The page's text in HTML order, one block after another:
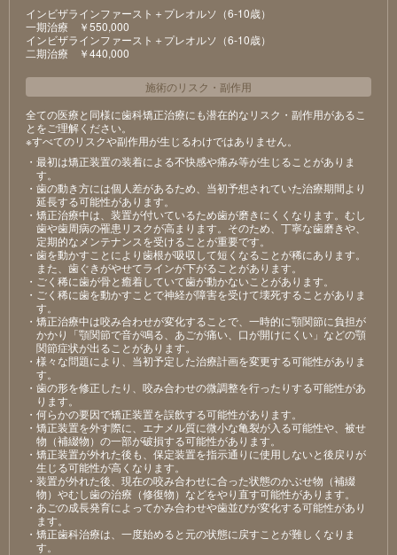
インビザラインファースト＋プレオルソ（6-10歳）
⼀期治療 ￥550,000
インビザラインファースト＋プレオルソ（6-10歳）
⼆期治療 ￥440,000
施術のリスク ・ 副作用
全ての医療と同様に歯科矯正治療にも潜在的なリスク・副作用があるこ
とをご理解ください。
※すべてのリスクや副作用が生じるわけではありません。
・最初は矯正装置の装着による不快感や痛み等が⽣じることがありま
す。
・⻭の動き⽅には個⼈差があるため、当初予想されていた治療期間より
延⻑する可能性があります。
・矯正治療中は、装置が付いているため⻭が磨きにくくなります。むし
⻭や⻭周病の罹患リスクが⾼まります。そのため、丁寧な⻭磨きや、
定期的なメンテナンスを受けることが重要です。
・⻭を動かすことにより⻭根が吸収して短くなることが稀にあります。
また、⻭ぐきがやせてラインが下がることがあります。
・ごく稀に⻭が⾻と癒着していて⻭が動かないことがあります。
・ごく稀に⻭を動かすことで神経が障害を受けて壊死することがありま
す。
・矯正治療中は咬み合わせが変化することで、⼀時的に顎関節に負担が
かかり「顎関節で⾳が鳴る、あごが痛い、⼝が開けにくい」などの顎
関節症状が出ることがあります。
・様々な問題により、当初予定した治療計画を変更する可能性がありま
す。
・⻭の形を修正したり、咬み合わせの微調整を⾏ったりする可能性があ
ります。
・何らかの要因で矯正装置を誤飲する可能性があります。
・矯正装置を外す際に、エナメル質に微⼩な⻲裂が⼊る可能性や、被せ
物（補綴物）の⼀部が破損する可能性があります。
・矯正装置が外れた後も、保定装置を指⽰通りに使⽤しないと後戻りが
⽣じる可能性が⾼くなります。
・装置が外れた後、現在の咬み合わせに合った状態のかぶせ物（補綴
物）やむし⻭の治療（修復物）などをやり直す可能性があります。
・あごの成⻑発育によってかみ合わせや⻭並びが変化する可能性があり
ます。
・矯正⻭科治療は、⼀度始めると元の状態に戻すことが難しくなりま
す。